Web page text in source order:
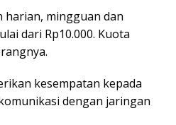
harian, mingguan dan
dari Rp10.000. Kuota
kesempatan kepada
dengan jaringan